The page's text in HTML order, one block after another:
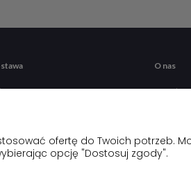
O nas
Kontakt
ofertę do Twoich potrzeb.
opcję "Dostosuj zgody".